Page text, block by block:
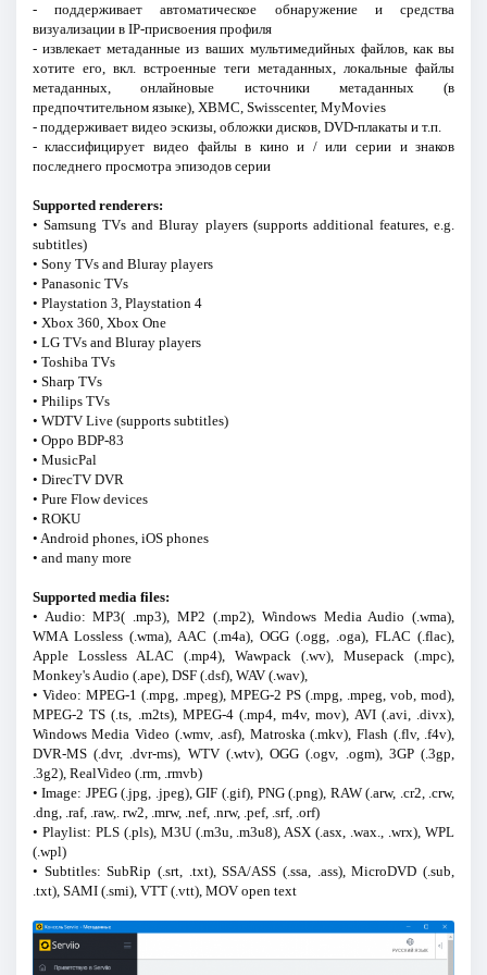
- поддерживает автоматическое обнаружение и средства
визуализации в IP-присвоения профиля
- извлекает метаданные из ваших мультимедийных файлов, как вы
хотите его, вкл. встроенные теги метаданных, локальные файлы
метаданных, онлайновые источники метаданных (в
предпочтительном языке), XBMC, Swisscenter, MyMovies
- поддерживает видео эскизы, обложки дисков, DVD-плакаты и т.п.
- классифицирует видео файлы в кино и / или серии и знаков
последнего просмотра эпизодов серии
Supported renderers:
• Samsung TVs and Bluray players (supports additional features, e.g.
subtitles)
• Sony TVs and Bluray players
• Panasonic TVs
• Playstation 3, Playstation 4
• Xbox 360, Xbox One
• LG TVs and Bluray players
• Toshiba TVs
• Sharp TVs
• Philips TVs
• WDTV Live (supports subtitles)
• Oppo BDP-83
• MusicPal
• DirecTV DVR
• Pure Flow devices
• ROKU
• Android phones, iOS phones
• and many more
Supported media files:
• Audio: MP3( .mp3), MP2 (.mp2), Windows Media Audio (.wma),
WMA Lossless (.wma), AAC (.m4a), OGG (.ogg, .oga), FLAC (.flac),
Apple Lossless ALAC (.mp4), Wawpack (.wv), Musepack (.mpc),
Monkey's Audio (.ape), DSF (.dsf), WAV (.wav),
• Video: MPEG-1 (.mpg, .mpeg), MPEG-2 PS (.mpg, .mpeg, vob, mod),
MPEG-2 TS (.ts, .m2ts), MPEG-4 (.mp4, m4v, mov), AVI (.avi, .divx),
Windows Media Video (.wmv, .asf), Matroska (.mkv), Flash (.flv, .f4v),
DVR-MS (.dvr, .dvr-ms), WTV (.wtv), OGG (.ogv, .ogm), 3GP (.3gp,
.3g2), RealVideo (.rm, .rmvb)
• Image: JPEG (.jpg, .jpeg), GIF (.gif), PNG (.png), RAW (.arw, .cr2, .crw,
.dng, .raf, .raw,. rw2, .mrw, .nef, .nrw, .pef, .srf, .orf)
• Playlist: PLS (.pls), M3U (.m3u, .m3u8), ASX (.asx, .wax., .wrx), WPL
(.wpl)
• Subtitles: SubRip (.srt, .txt), SSA/ASS (.ssa, .ass), MicroDVD (.sub,
.txt), SAMI (.smi), VTT (.vtt), MOV open text